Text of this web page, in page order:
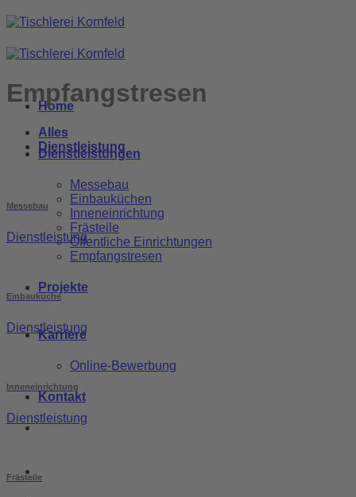
Zum
Inhalt
Home
Dienstleistungen
Messebau
Einbauküchen
Inneneinrichtung
Frästeile
Öffentliche Einrichtungen
Empfangstresen
Projekte
Karriere
Online-Bewerbung
Kontakt
Empfangstresen
Alles
Dienstleistung
Messebau
Dienstleistung
Einbauküche
Dienstleistung
Inneneinrichtung
Dienstleistung
Frästeile